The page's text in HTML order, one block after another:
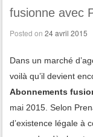
fusionne avec
Posted on 24 avril 2015
Dans un marché
voilà qu’il devient
Abonnements
mai 2015. Selon
d’existence légale à